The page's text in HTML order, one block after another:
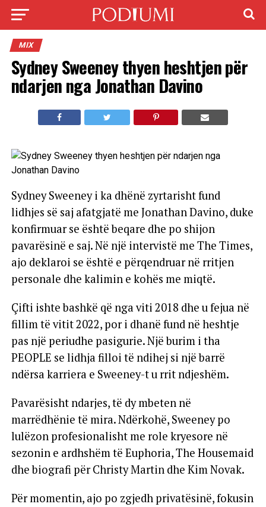
MIX
Sydney Sweeney thyen heshtjen për
ndarjen nga Jonathan Davino
Sydney Sweeney i ka dhënë zyrtarisht fund
lidhjes së saj afatgjatë me Jonathan Davino, duke
konfirmuar se është beqare dhe po shijon
pavarësinë e saj. Në një intervistë me The Times,
ajo deklaroi se është e përqendruar në rritjen
personale dhe kalimin e kohës me miqtë.
Çifti ishte bashkë që nga viti 2018 dhe u fejua në
fillim të vitit 2022, por i dhanë fund në heshtje
pas një periudhe pasigurie. Një burim i tha
PEOPLE se lidhja filloi të ndihej si një barrë
ndërsa karriera e Sweeney-t u rrit ndjeshëm.
Pavarësisht ndarjes, të dy mbeten në
marrëdhënie të mira. Ndërkohë, Sweeney po
lulëzon profesionalisht me role kryesore në
sezonin e ardhshëm të Euphoria, The Housemaid
dhe biografi për Christy Martin dhe Kim Novak.
Për momentin, ajo po zgjedh privatësinë, fokusin